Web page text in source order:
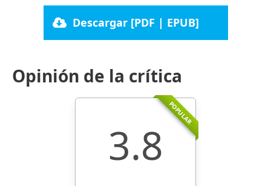
Descargar [PDF | EPUB]
Opinión de la crítica
POPULAR
3.8